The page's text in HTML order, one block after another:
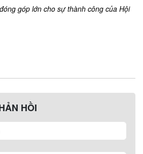
góp lớn cho sự thành công của Hội
HỒI